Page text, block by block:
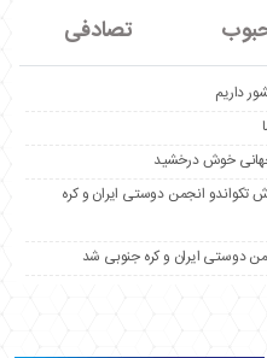
تصادفی
داریم
جهانی خوش درخشید
تکواندو انجمن دوستی ایران و کره
دوستی ایران و کره جنوبی شد